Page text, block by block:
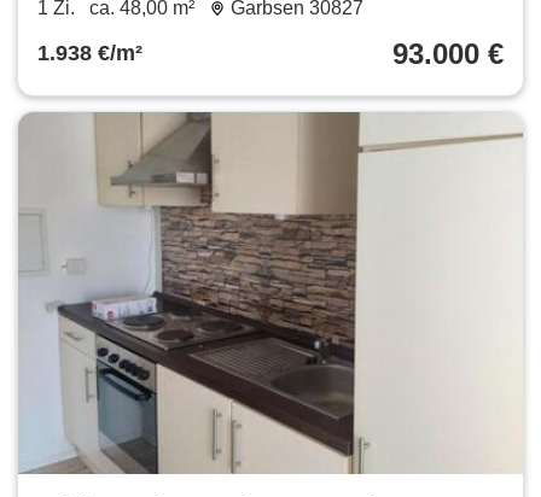
1 Zi. ca. 48,00 m² Garbsen 30827
1.938 €/m² 93.000 €